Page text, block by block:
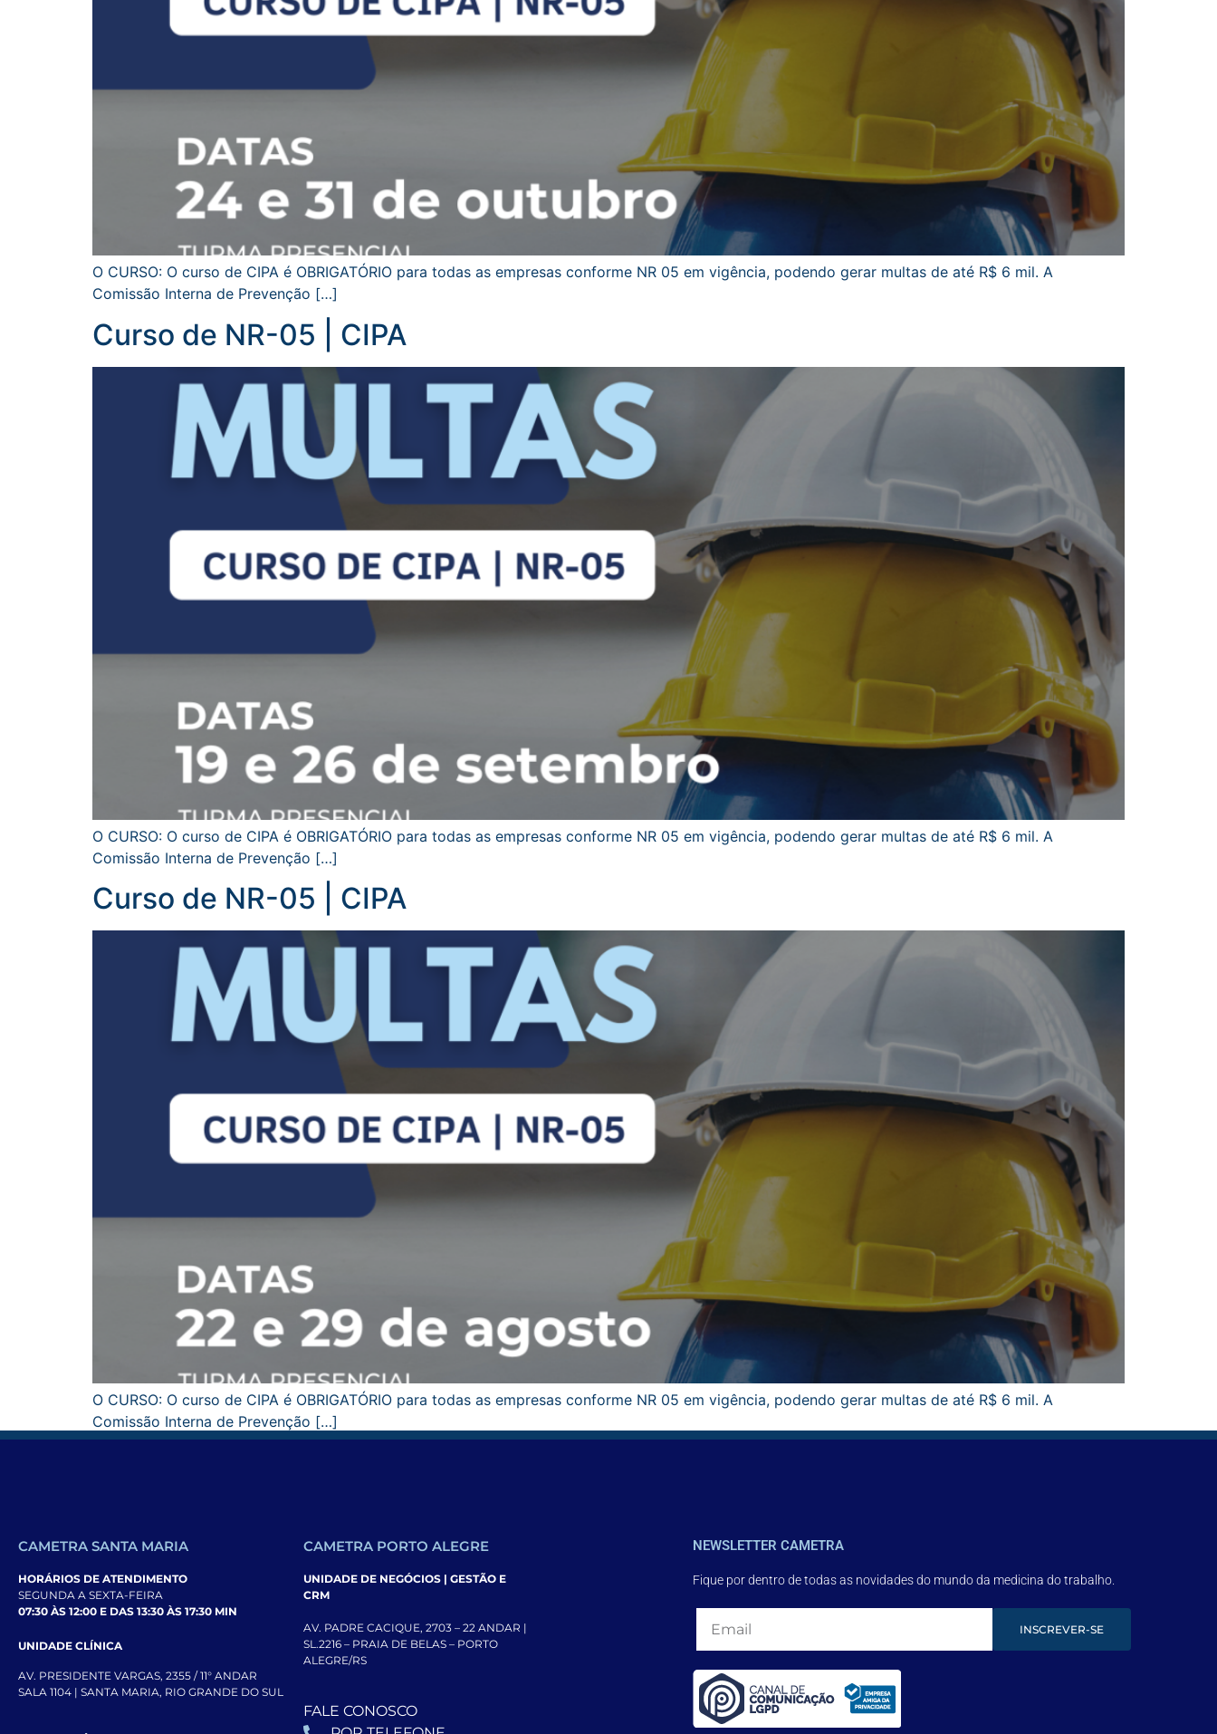
O CURSO: O curso de CIPA é OBRIGATÓRIO para todas as empresas conforme NR 05 em vigência, podendo gerar multas de até R$ 6 mil. A
Comissão Interna de Prevenção […]
Curso de NR-05 | CIPA
O CURSO: O curso de CIPA é OBRIGATÓRIO para todas as empresas conforme NR 05 em vigência, podendo gerar multas de até R$ 6 mil. A
Comissão Interna de Prevenção […]
Curso de NR-05 | CIPA
O CURSO: O curso de CIPA é OBRIGATÓRIO para todas as empresas conforme NR 05 em vigência, podendo gerar multas de até R$ 6 mil. A
Comissão Interna de Prevenção […]
CAMETRA SANTA MARIA
HORÁRIOS DE ATENDIMENTO
SEGUNDA A SEXTA-FEIRA
07:30 ÀS 12:00 E DAS 13:30 ÀS 17:30 MIN
UNIDADE CLÍNICA
AV. PRESIDENTE VARGAS, 2355 / 11° ANDAR
SALA 1104 | SANTA MARIA, RIO GRANDE DO SUL
CAMETRA PORTO ALEGRE
UNIDADE DE NEGÓCIOS | GESTÃO E
CRM
AV. PADRE CACIQUE, 2703 – 22 ANDAR |
SL.2216 – PRAIA DE BELAS – PORTO
ALEGRE/RS
FALE CONOSCO
NEWSLETTER CAMETRA
Fique por dentro de todas as novidades do mundo da medicina do trabalho.
INSCREVER-SE